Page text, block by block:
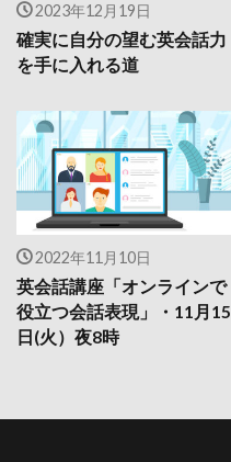
2023年12月19日
確実に自分の望む英会話力
を手に入れる道
2022年11月10日
英会話講座「オンラインで
役立つ会話表現」・11月15
日(火）夜8時